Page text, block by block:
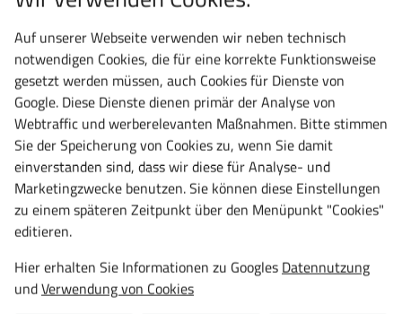
Meisterschrank.de
Varimobil Kartonagen-Transportwagen Ladefläche 1000 x
ab 477,50 €
Auf unserer Webseite verwenden wir neben technisch
notwendigen Cookies, die für eine korrekte Funktionsweise
gesetzt werden müssen, auch Cookies für Dienste von
Google. Diese Dienste dienen primär der Analyse von
Webtraffic und werberelevanten Maßnahmen. Bitte stimmen
Sie der Speicherung von Cookies zu, wenn Sie damit
einverstanden sind, dass wir diese für Analyse- und
Marketingzwecke benutzen. Sie können diese Einstellungen
zu einem späteren Zeitpunkt über den Menüpunkt "Cookies"
editieren.
Hier erhalten Sie Informationen zu Googles Datennutzung
undVerwendung von Cookies